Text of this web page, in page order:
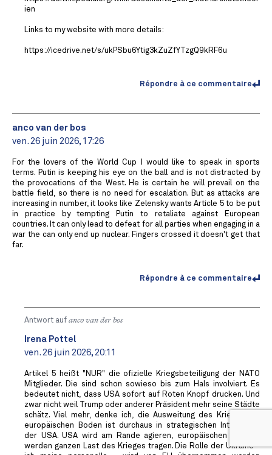
ien
Links to my website with more details:
https://icedrive.net/s/ukPSbu6Ytig3kZuZfYTzgQ9kRF6u
Répondre à ce commentaire
anco van der bos
ven. 26 juin 2026, 17:26
For the lovers of the World Cup I would like to speak in sports
terms. Putin is keeping his eye on the ball and is not distracted by
the provocations of the West. He is certain he will prevail on the
battle field, so there is no need for escalation. But as attacks are
increasing in number, it looks like Zelensky wants Article 5 to be put
in practice by tempting Putin to retaliate against European
countries. It can only lead to defeat for all parties when engaging in a
war the can only end up nuclear. Fingers crossed it doesn't get that
far.
Répondre à ce commentaire
Antwort auf anco van der bos
Irena Pottel
ven. 26 juin 2026, 20:11
Artikel 5 heißt "NUR" die ofizielle Kriegsbeteiligung der NATO
Mitglieder. Die sind schon sowieso bis zum Hals involviert. Es
bedeutet nicht, dass USA sofort auf Roten Knopf drucken. Und
zwar nicht weil Trump oder anderer Präsident mehr seine Städte
schätz. Viel mehr, denke ich, die Ausweitung des Krieges auf
europäischen Boden ist durchaus in strategischen Interessen
der USA. USA wird am Rande agieren, europäischen Staaten
werden ganzen Last des Krieges tragen. Die Rolle der Ukraine -